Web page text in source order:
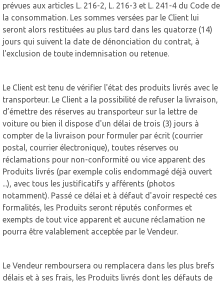
prévues aux articles L. 216-2, L. 216-3 et L. 241-4 du Code de
la consommation. Les sommes versées par le Client lui
seront alors restituées au plus tard dans les quatorze (14)
jours qui suivent la date de dénonciation du contrat, à
l'exclusion de toute indemnisation ou retenue.
Le Client est tenu de vérifier l'état des produits livrés avec le
transporteur. Le Client a la possibilité de refuser la livraison,
d’émettre des réserves au transporteur sur la lettre de
voiture ou bien il dispose d'un délai de trois (3) jours à
compter de la livraison pour formuler par écrit (courrier
postal, courrier électronique), toutes réserves ou
réclamations pour non-conformité ou vice apparent des
Produits livrés (par exemple colis endommagé déjà ouvert
...), avec tous les justificatifs y afférents (photos
notamment). Passé ce délai et à défaut d'avoir respecté ces
formalités, les Produits seront réputés conformes et
exempts de tout vice apparent et aucune réclamation ne
pourra être valablement acceptée par le Vendeur.
Le Vendeur remboursera ou remplacera dans les plus brefs
délais et à ses frais, les Produits livrés dont les défauts de